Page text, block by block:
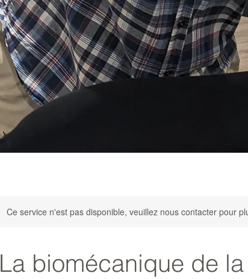
Ce service n'est pas disponible, veuillez nous contacter pour
La biomécanique de